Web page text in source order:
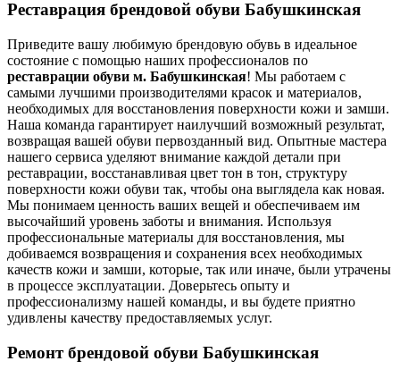
Реставрация брендовой обуви Бабушкинская
Приведите вашу любимую брендовую обувь в идеальное
состояние с помощью наших профессионалов по
реставрации обуви м. Бабушкинская! Мы работаем с
самыми лучшими производителями красок и материалов,
необходимых для восстановления поверхности кожи и замши.
Наша команда гарантирует наилучший возможный результат,
возвращая вашей обуви первозданный вид. Опытные мастера
нашего сервиса уделяют внимание каждой детали при
реставрации, восстанавливая цвет тон в тон, структуру
поверхности кожи обуви так, чтобы она выглядела как новая.
Мы понимаем ценность ваших вещей и обеспечиваем им
высочайший уровень заботы и внимания. Используя
профессиональные материалы для восстановления, мы
добиваемся возвращения и сохранения всех необходимых
качеств кожи и замши, которые, так или иначе, были утрачены
в процессе эксплуатации. Доверьтесь опыту и
профессионализму нашей команды, и вы будете приятно
удивлены качеству предоставляемых услуг.
Ремонт брендовой обуви Бабушкинская